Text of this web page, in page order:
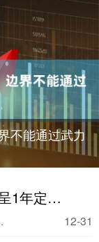
不能通过武力
月11日分红
12-31